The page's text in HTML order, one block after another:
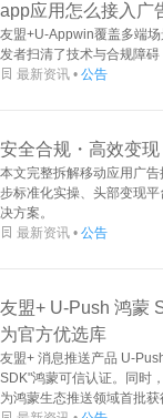
app应用怎么接入广
友盟+U-Appwin覆盖多端
发者扫清了技术与合规障碍
 最新资讯 • 公告
安全合规・高效变
本文完整拆解移动应用广
步标准化实操、头部变现
决方案。
 最新资讯 • 公告
友盟+ U-Push 鸿蒙
为官方优选库
友盟+ 消息推送产品 U-
SDK"鸿蒙可信认证。同时
为鸿蒙生态推送领域首批获